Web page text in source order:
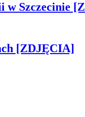
w Szczecinie
[ZDJĘCIA]